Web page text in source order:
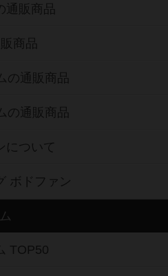
通販商品
商品
の通販商品
の通販商品
について
ボドファン
TOP50